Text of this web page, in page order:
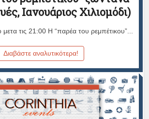
Ιανουάριος Χιλιομόδι)
τις 21:00 Η “παρέα του ρεμπέτικου”...
Διαβάστε αναλυτικότερα!